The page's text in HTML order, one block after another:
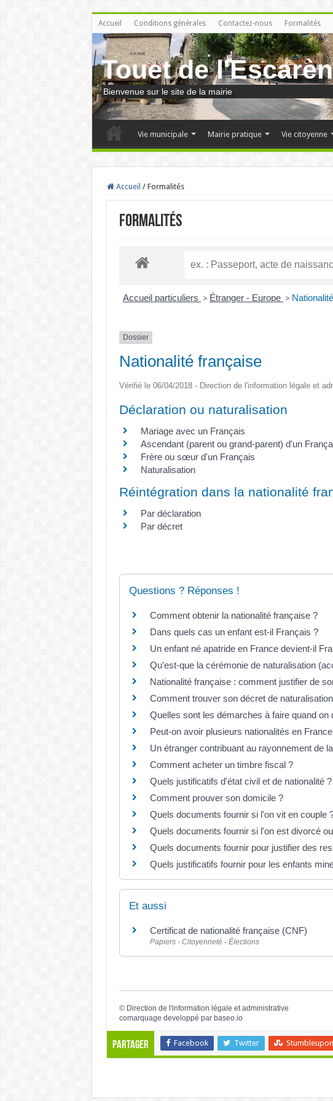
Accueil Conditions générales Contactez-nous Formalités
Touet de
Bienvenue sur le site de la mairie
Vie municipale Mairie pratique Vie citoyenne
Accueil / Formalités
Formalités
Accueil particuliers > Étranger - Europe >
Dossier
Nationalité française
Vérifié le 06/04/2018 - Direction de l'information légale et
Déclaration ou naturalisation
Mariage avec un Français
Ascendant (parent ou grand-parent) d'un
Frère ou sœur d'un Français
Naturalisation
Réintégration dans la nationalité
Par déclaration
Par décret
Questions ? Réponses !
Comment obtenir la nationalité française ?
Dans quels cas un enfant est-il Français ?
Un enfant né apatride en France devient-il
Qu'est-que la cérémonie de naturalisation
Nationalité française : comment justifier de
Comment trouver son décret de
Quelles sont les démarches à faire quand on
Peut-on avoir plusieurs nationalités en
Un étranger contribuant au rayonnement de
Comment acheter un timbre fiscal ?
Quels justificatifs d'état civil et de nationalité ?
Comment prouver son domicile ?
Quels documents fournir si l'on vit en couple
Quels documents fournir si l'on est divorcé
Quels documents fournir pour justifier des
Quels justificatifs fournir pour les enfants
Et aussi
Certificat de nationalité française (CNF)
Papiers - Citoyenneté - Élections
© Direction de l'information légale et administrative
comarquage developpé par baseo.io
Partager Facebook Twitter Stumbleupon